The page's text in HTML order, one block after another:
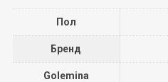
Пол
Бренд
Golemina